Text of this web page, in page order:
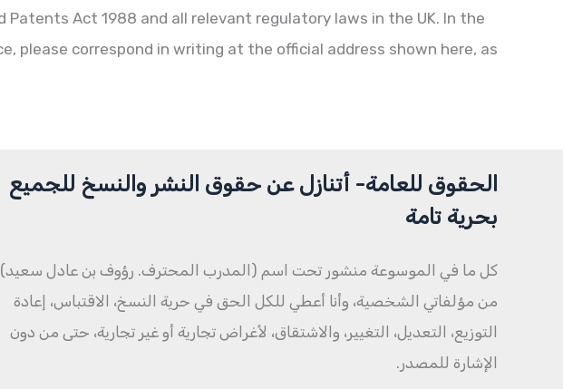
Act 1988 and all relevant regulatory laws in the UK. In the
please correspond in writing at the official address shown here, as
الحقوق للعامة- أتنازل عن حقوق النشر والنسخ للجميع
بحرية تامة
كل ما في الموسوعة منشور تحت اسم (المدرب المحترف. رؤوف بن عادل
من مؤلفاتي الشخصية، وأنا أعطي للكل الحق في حرية النسخ، الاقتباس، إعادة
التوزيع، التعديل، التغيير، والاشتقاق، لأغراض تجارية أو غير تجارية، حتى من دون
الإشارة للمصدر.